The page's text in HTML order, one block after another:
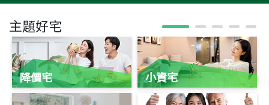
主題好宅
降價宅 小資宅